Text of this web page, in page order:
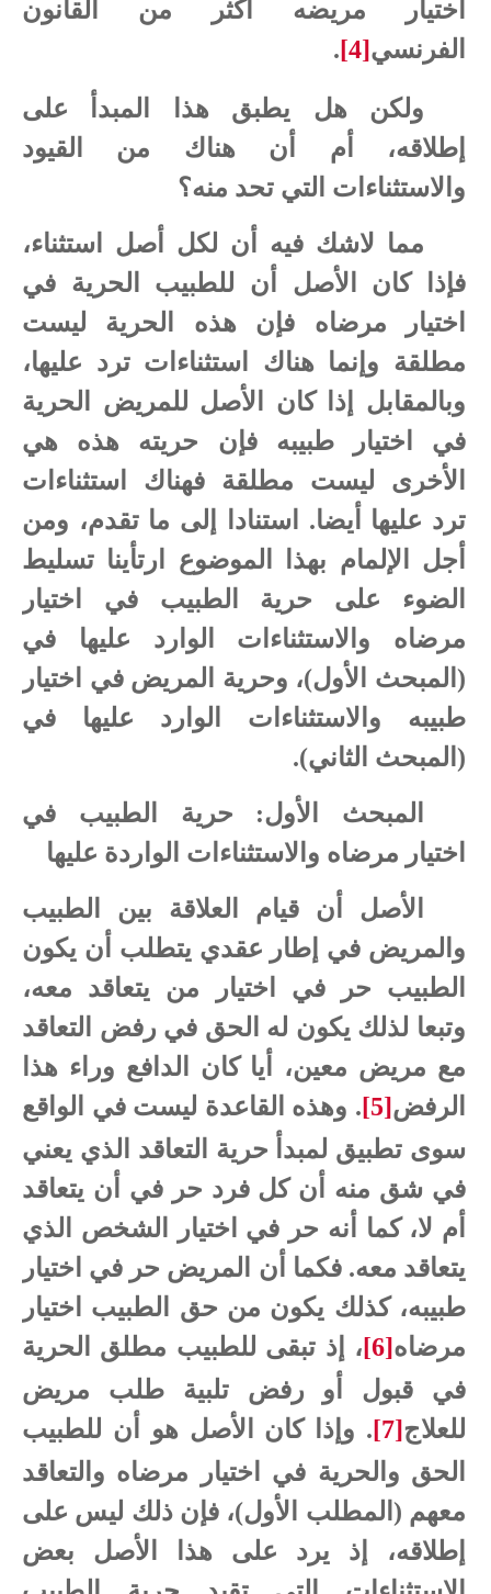
اختيار مريضه أكثر من
القانون
الفرنسي[4]
.
ولكن هل يطبق هذا المبدأ على
إطلاقه، أم أن هناك من القيود
والاستثناءات التي تحد منه؟
مما لاشك فيه أن لكل أصل استثناء،
فإذا كان الأصل أن للطبيب الحرية في
اختيار مرضاه فإن هذه الحرية ليست
مطلقة وإنما هناك استثناءات ترد عليها،
وبالمقابل إذا كان الأصل للمريض الحرية
في اختيار طبيبه فإن حريته هذه هي
الأخرى ليست مطلقة فهناك استثناءات
ترد عليها أيضا. استنادا إلى ما تقدم، ومن
أجل الإلمام بهذا الموضوع ارتأينا تسليط
الضوء على حرية الطبيب في اختيار
مرضاه والاستثناءات الوارد عليها في
(المبحث الأول)، وحرية المريض في اختيار
طبيبه والاستثناءات الوارد عليها في
(المبحث الثاني).
المبحث الأول: حرية الطبيب في
اختيار مرضاه والاستثناءات الواردة عليها
الأصل أن قيام العلاقة بين الطبيب
والمريض في إطار عقدي يتطلب أن يكون
الطبيب حر في اختيار من يتعاقد معه،
وتبعا لذلك يكون له الحق في رفض التعاقد
مع مريض معين، أيا كان الدافع وراء هذا
الرفض[5]. وهذه القاعدة ليست في الواقع
سوى تطبيق لمبدأ حرية التعاقد الذي يعني
في شق منه أن كل فرد حر في أن يتعاقد
أم لا، كما أنه حر في اختيار الشخص الذي
يتعاقد معه. فكما أن المريض حر في اختيار
طبيبه، كذلك يكون من حق الطبيب اختيار
مرضاه[6]، إذ تبقى للطبيب مطلق الحرية
في قبول أو رفض تلبية طلب مريض
للعلاج[7]. وإذا كان الأصل هو أن للطبيب
الحق والحرية في اختيار مرضاه والتعاقد
معهم (المطلب الأول)، فإن ذلك ليس على
إطلاقه، إذ يرد على هذا الأصل بعض